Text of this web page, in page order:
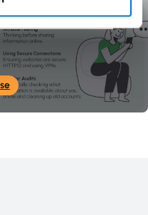
make it